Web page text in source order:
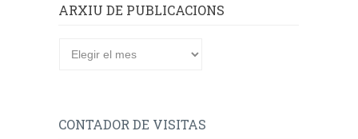
ARXIU DE PUBLICACIONS
CONTADOR DE VISITAS